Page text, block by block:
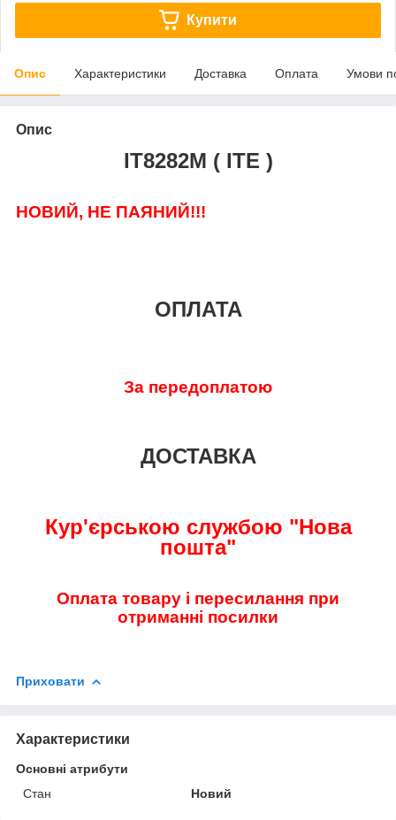
Купити
Опис Характеристики Доставка Оплата Умови
Опис
IT8282M ( ITE )
НОВИЙ, НЕ ПАЯНИЙ!!!
ОПЛАТА
За передоплатою
ДОСТАВКА
Кур'єрською службою "Нова
пошта"
Оплата товару і пересилання при
отриманні посилки
Приховати
Характеристики
Основні атрибути
Стан
Новий